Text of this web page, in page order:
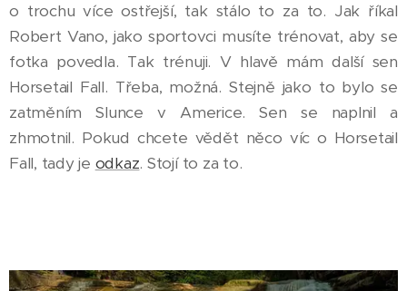
o trochu více ostřejší, tak stálo to za to. Jak říkal
Robert Vano, jako sportovci musíte trénovat, aby se
fotka povedla. Tak trénuji. V hlavě mám další sen
Horsetail Fall. Třeba, možná. Stejně jako to bylo se
zatměním Slunce v Americe. Sen se naplnil a
zhmotnil. Pokud chcete vědět něco víc o Horsetail
Fall, tady je odkaz. Stojí to za to.